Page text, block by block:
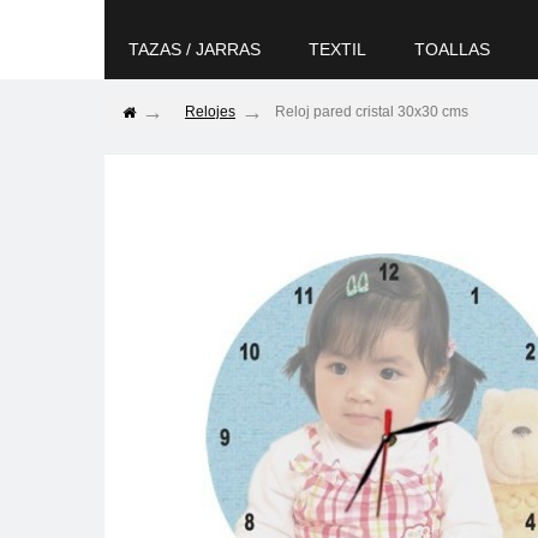
TAZAS / JARRAS TEXTIL TOALLAS
Relojes Reloj pared cristal 30x30 cms